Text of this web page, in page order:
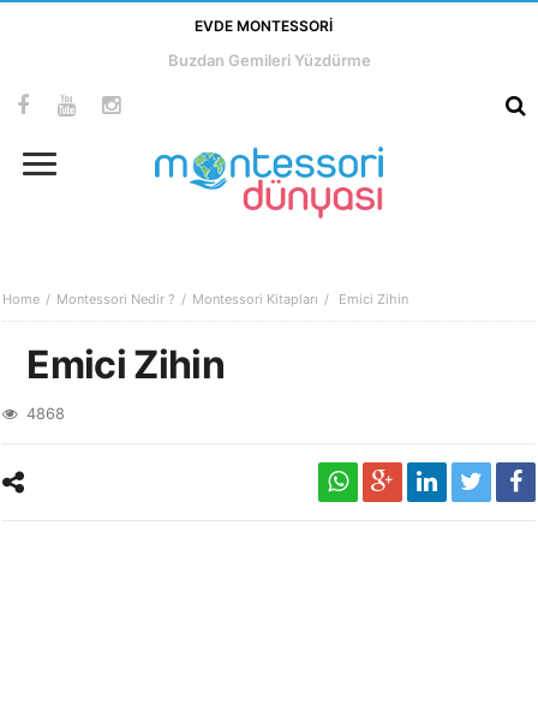
EVDE MONTESSORI
Buzdan Gemileri Yüzdürme
Home Montessori Nedir ? Montessori Kitapları Emici Zihin
Emici Zihin
4868